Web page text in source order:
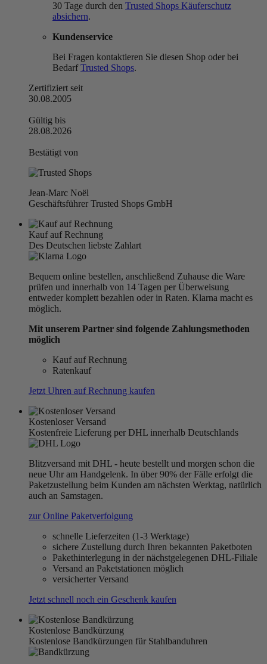
30 Tage durch den Trusted Shops Käuferschutz
absichern.
Kundenservice
Bei Fragen kontaktieren Sie diesen Shop oder bei
BedarfTrusted Shops.
Zertifiziert seit
30.08.2005
Gültig bis
28.08.2026
Bestätigt von
Jean-Marc Noël
Geschäftsführer Trusted Shops GmbH
Kauf auf Rechnung
Des Deutschen liebste Zahlart
Bequem online bestellen, anschließend Zuhause die Ware
prüfen und innerhalb von 14 Tagen per Überweisung
entweder komplett bezahlen oder in Raten. Klarna macht es
möglich.
Mit unserem Partner sind folgende Zahlungsmethoden
möglich
Kauf auf Rechnung
Ratenkauf
Jetzt Uhren auf Rechnung kaufen
Kostenloser Versand
Kostenfreie Lieferung per DHL innerhalb Deutschlands
Blitzversand mit DHL - heute bestellt und morgen schon die
neue Uhr am Handgelenk. In über 90% der Fälle erfolgt die
Paketzustellung beim Kunden am nächsten Werktag, natürlich
auch an Samstagen.
zur Online Paketverfolgung
schnelle Lieferzeiten (1-3 Werktage)
sichere Zustellung durch Ihren bekannten Paketboten
Pakethinterlegung in der nächstgelegenen DHL-Filiale
Versand an Paketstationen möglich
versicherter Versand
Jetzt schnell noch ein Geschenk kaufen
Kostenlose Bandkürzung
Kostenlose Bandkürzungen für Stahlbanduhren